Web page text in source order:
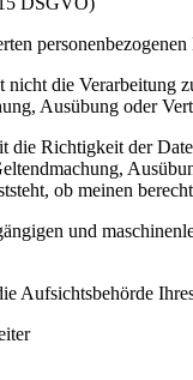
die
Ausübung oder
Richtigkeit der
ob meinen
und
Aufsichtsbehörde